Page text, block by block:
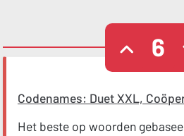
6
Codenames: Duet XXL,
Het beste op woorden